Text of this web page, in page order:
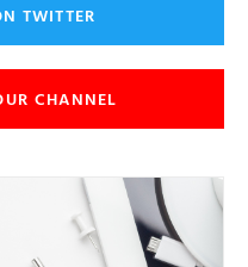
TWITTER
CHANNEL